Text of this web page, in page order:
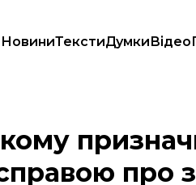
НовиниТекстиДумкиВідео
захід — за справою про
про